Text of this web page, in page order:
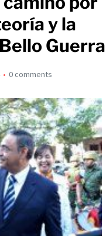
y la
Guerra
0 comments